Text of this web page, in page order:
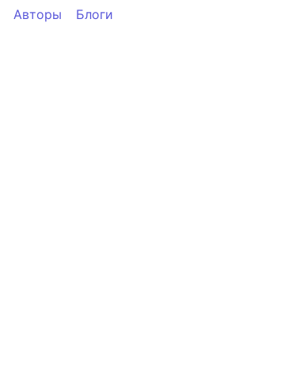
Авторы Блоги